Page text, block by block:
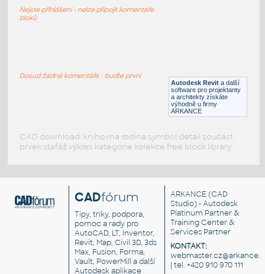
Sezení
Autodesk Revit a další
software pro projektanty
a architekty získáte
výhodně u firmy
ARKANCE
Nejste přihlášeni - nelze připojit komentáře
bloků
Dosud žádné komentáře - buďte první
CAD download: knihovna rodina symbol detail součást
prvek stafáž výkres kategorie kolekce free block library
CADfórum
Tipy, triky, podpora,
pomoc a rady pro
AutoCAD, LT, Inventor,
Revit, Map, Civil 3D, 3ds
Max, Fusion, Forma,
Vault, PowerMill a další
Autodesk aplikace
ARKANCE (CAD
Studio) - Autodesk
Platinum Partner &
Training Center &
Services Partner
KONTAKT:
| tel. +420 910 970 111